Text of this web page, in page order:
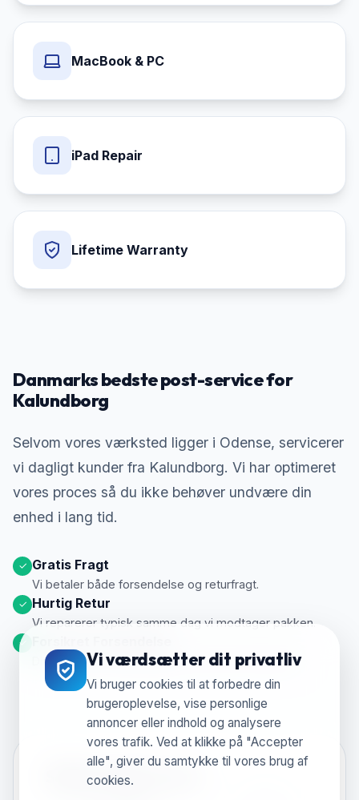
Vi værdsætter dit privatliv
Vi bruger cookies til at forbedre din
brugeroplevelse, vise personlige
annoncer eller indhold og analysere
vores trafik. Ved at klikke på "Accepter
alle", giver du samtykke til vores brug af
cookies.
MacBook & PC
iPad Repair
Lifetime Warranty
Danmarks bedste post-service for
Kalundborg
Selvom vores værksted ligger i Odense, servicerer
vi dagligt kunder fra Kalundborg. Vi har optimeret
vores proces så du ikke behøver undvære din
enhed i lang tid.
✓ Gratis Fragt
Vi betaler både forsendelse og returfragt.
✓ Hurtig Retur
Vi reparerer typisk samme dag vi modtager pakken.
✓
Din enhed er fuldt forsikret under hele transporten.
Sådan fungerer det